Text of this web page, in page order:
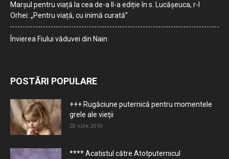
Marșul pentru viață la cea de-a II-a ediție în s. Lucășeuca, r-l
Orhei: „Pentru viață, cu inimă curată”
Învierea Fiului văduvei din Nain
POSTĂRI POPULARE
+++ Rugăciune puternică pentru momentele
grele ale vieţii
28 iulie 2010
**** Acatistul către Atotputernicul